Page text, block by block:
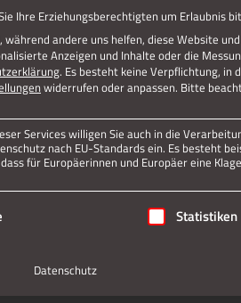
Jetzt teilen
Ihre Erziehungsberechtigten um Erlaubnis
andere uns helfen, diese Website
Anzeigen und Inhalte oder die
. Es besteht keine Verpflichtung, in
widerrufen oder anpassen. Bitte
Services willigen Sie auch in die
nach EU-Standards ein. Es besteht
für Europäerinnen und Europäer eine
erste Service-Gruppe istStatistiken
Datenschutz